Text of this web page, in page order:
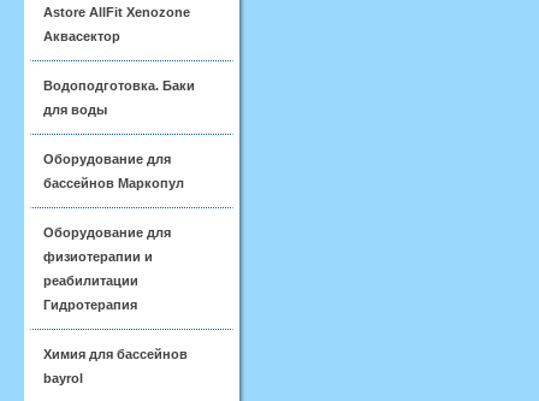
Astore AllFit Xenozone
Аквасектор
Водоподготовка. Баки
для воды
Оборудование для
бассейнов Маркопул
Оборудование для
физиотерапии и
реабилитации
Гидротерапия
Химия для бассейнов
bayrol